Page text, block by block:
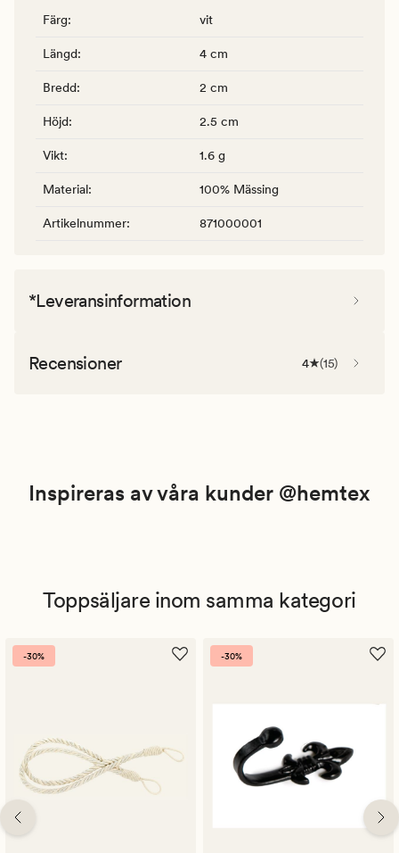
Färg: vit
Längd: 4 cm
Bredd: 2 cm
Höjd: 2.5 cm
Vikt: 1.6 g
Material: 100% Mässing
Artikelnummer: 871000001
*Leveransinformation
Recensioner 4 (15)
Inspireras av våra kunder @hemtex
Toppsäljare inom samma kategori
-30% -30%